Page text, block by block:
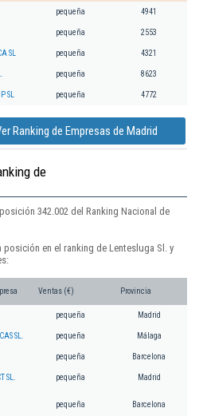
pequeña 4941
pequeña 2553
SL pequeña 4321
pequeña 8623
SL pequeña 4772
Ranking de Empresas de Madrid
de
342.002 del Ranking Nacional de
en el ranking de Lentesluga Sl. y
Ventas (€) Provincia
pequeña Madrid
SL. pequeña Málaga
pequeña Barcelona
SL. pequeña Madrid
pequeña Barcelona